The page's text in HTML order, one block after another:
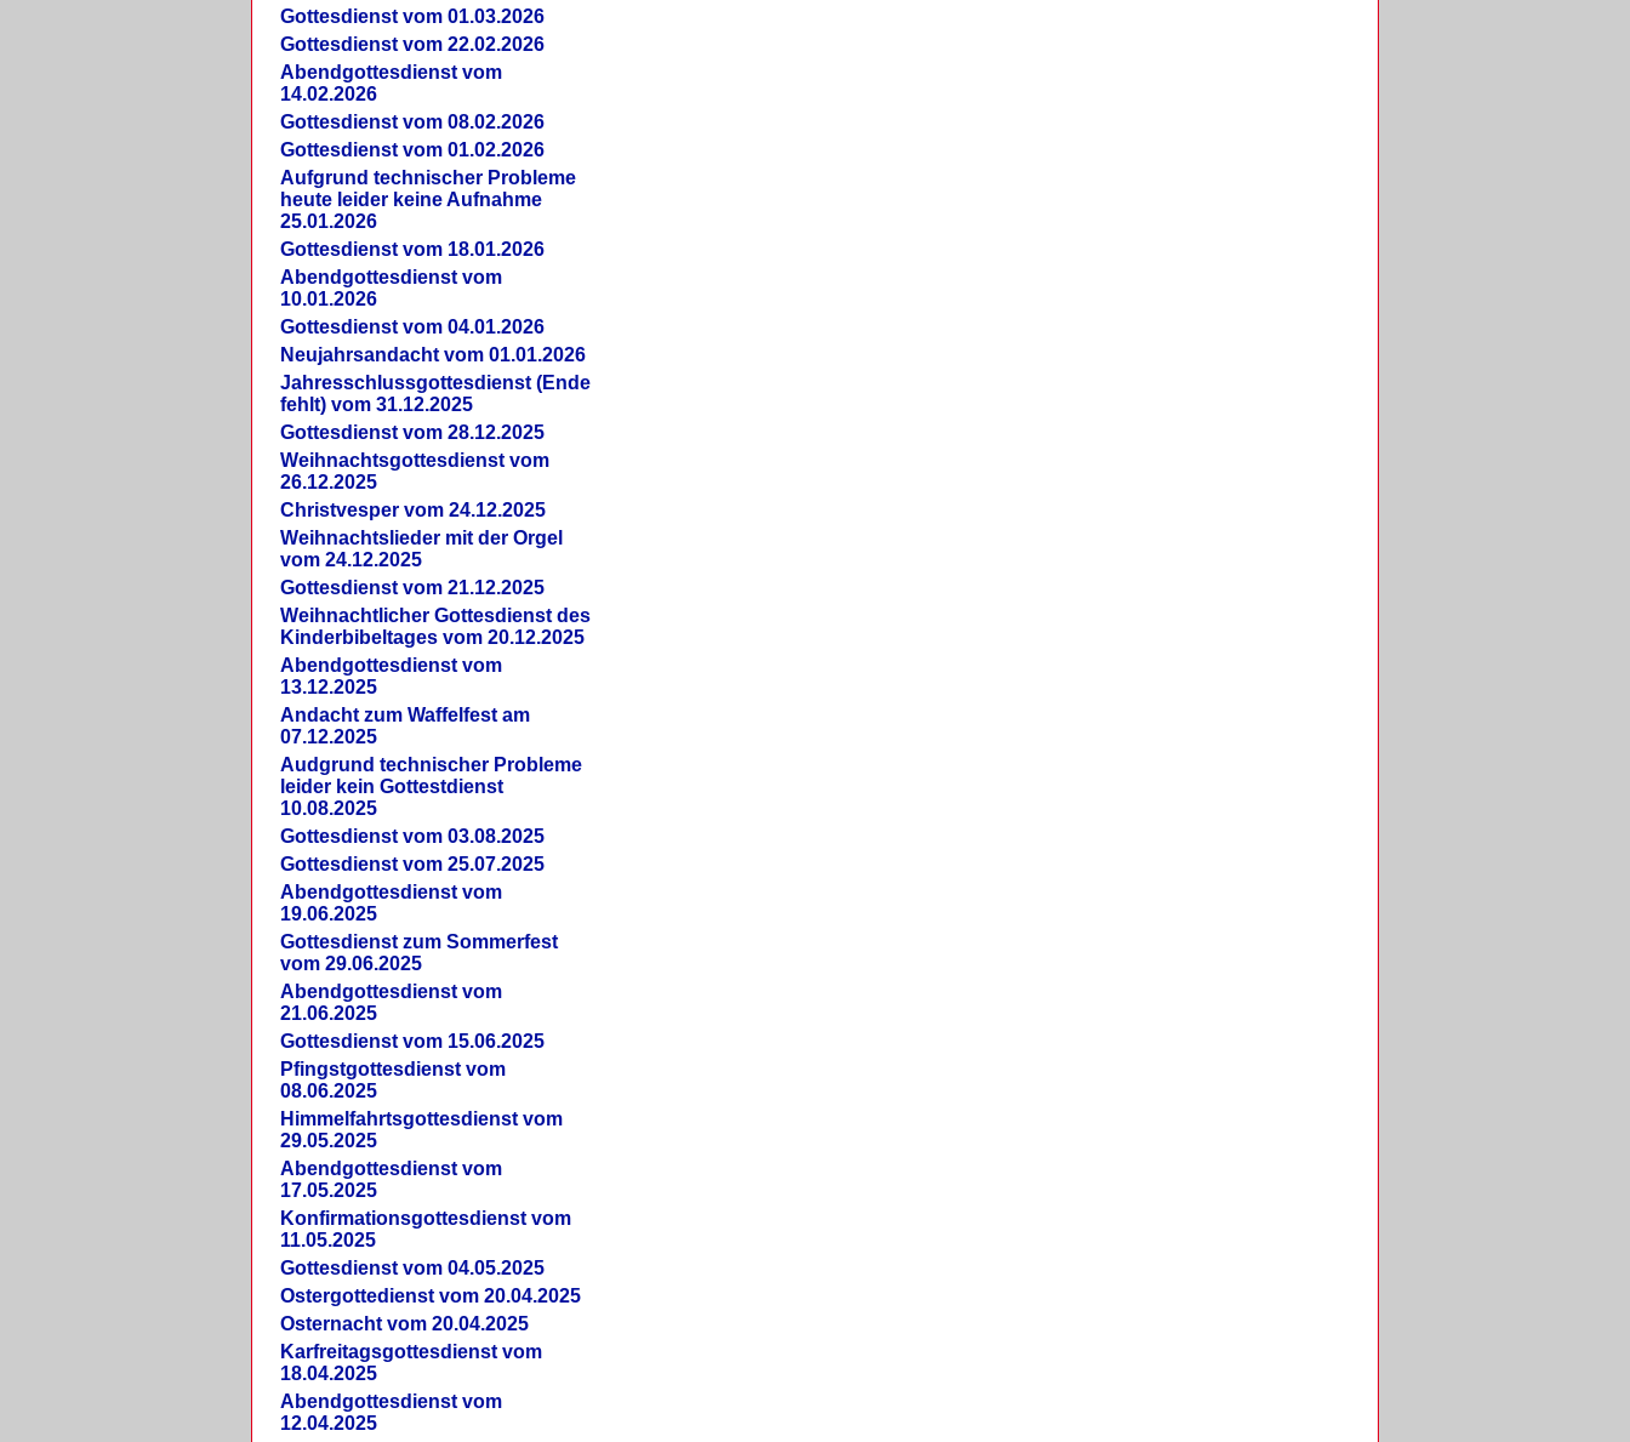
Gottesdienst vom 01.03.2026
Gottesdienst vom 22.02.2026
Abendgottesdienst vom
14.02.2026
Gottesdienst vom 08.02.2026
Gottesdienst vom 01.02.2026
Aufgrund technischer Probleme
heute leider keine Aufnahme
25.01.2026
Gottesdienst vom 18.01.2026
Abendgottesdienst vom
10.01.2026
Gottesdienst vom 04.01.2026
Neujahrsandacht vom 01.01.2026
Jahresschlussgottesdienst (Ende
fehlt) vom 31.12.2025
Gottesdienst vom 28.12.2025
Weihnachtsgottesdienst vom
26.12.2025
Christvesper vom 24.12.2025
Weihnachtslieder mit der Orgel
vom 24.12.2025
Gottesdienst vom 21.12.2025
Weihnachtlicher Gottesdienst des
Kinderbibeltages vom 20.12.2025
Abendgottesdienst vom
13.12.2025
Andacht zum Waffelfest am
07.12.2025
Audgrund technischer Probleme
leider kein Gottestdienst
10.08.2025
Gottesdienst vom 03.08.2025
Gottesdienst vom 25.07.2025
Abendgottesdienst vom
19.06.2025
Gottesdienst zum Sommerfest
vom 29.06.2025
Abendgottesdienst vom
21.06.2025
Gottesdienst vom 15.06.2025
Pfingstgottesdienst vom
08.06.2025
Himmelfahrtsgottesdienst vom
29.05.2025
Abendgottesdienst vom
17.05.2025
Konfirmationsgottesdienst vom
11.05.2025
Gottesdienst vom 04.05.2025
Ostergottedienst vom 20.04.2025
Osternacht vom 20.04.2025
Karfreitagsgottesdienst vom
18.04.2025
Abendgottesdienst vom
12.04.2025